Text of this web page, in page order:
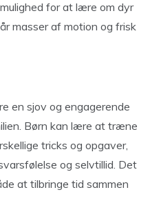
for at lære om dyr
masser af motion og frisk
en sjov og engagerende
Børn kan lære at træne
tricks og opgaver,
og selvtillid. Det
at tilbringe tid sammen